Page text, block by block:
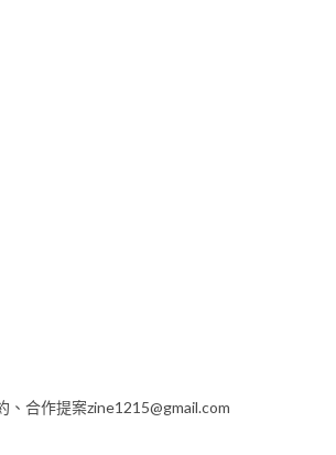
、合作提案zine1215@gmail.com